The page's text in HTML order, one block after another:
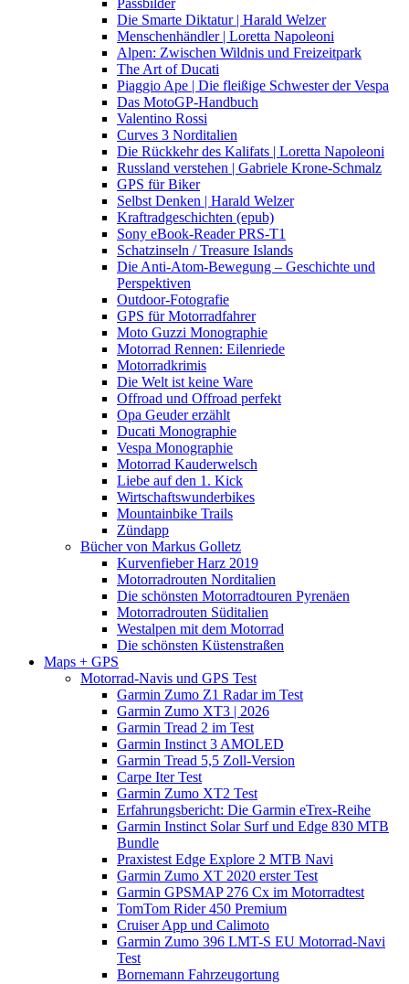
Passbilder
Die Smarte Diktatur | Harald Welzer
Menschenhändler | Loretta Napoleoni
Alpen: Zwischen Wildnis und Freizeitpark
The Art of Ducati
Piaggio Ape | Die fleißige Schwester der Vespa
Das MotoGP-Handbuch
Valentino Rossi
Curves 3 Norditalien
Die Rückkehr des Kalifats | Loretta Napoleoni
Russland verstehen | Gabriele Krone-Schmalz
GPS für Biker
Selbst Denken | Harald Welzer
Kraftradgeschichten (epub)
Sony eBook-Reader PRS-T1
Schatzinseln / Treasure Islands
Die Anti-Atom-Bewegung – Geschichte und
Perspektiven
Outdoor-Fotografie
GPS für Motorradfahrer
Moto Guzzi Monographie
Motorrad Rennen: Eilenriede
Motorradkrimis
Die Welt ist keine Ware
Offroad und Offroad perfekt
Opa Geuder erzählt
Ducati Monographie
Vespa Monographie
Motorrad Kauderwelsch
Liebe auf den 1. Kick
Wirtschaftswunderbikes
Mountainbike Trails
Zündapp
Bücher von Markus Golletz
Kurvenfieber Harz 2019
Motorradrouten Norditalien
Die schönsten Motorradtouren Pyrenäen
Motorradrouten Süditalien
Westalpen mit dem Motorrad
Die schönsten Küstenstraßen
Maps + GPS
Motorrad-Navis und GPS Test
Garmin Zumo Z1 Radar im Test
Garmin Zumo XT3 | 2026
Garmin Tread 2 im Test
Garmin Instinct 3 AMOLED
Garmin Tread 5,5 Zoll-Version
Carpe Iter Test
Garmin Zumo XT2 Test
Erfahrungsbericht: Die Garmin eTrex-Reihe
Garmin Instinct Solar Surf und Edge 830 MTB
Bundle
Praxistest Edge Explore 2 MTB Navi
Garmin Zumo XT 2020 erster Test
Garmin GPSMAP 276 Cx im Motorradtest
TomTom Rider 450 Premium
Cruiser App und Calimoto
Garmin Zumo 396 LMT-S EU Motorrad-Navi
Test
Bornemann Fahrzeugortung